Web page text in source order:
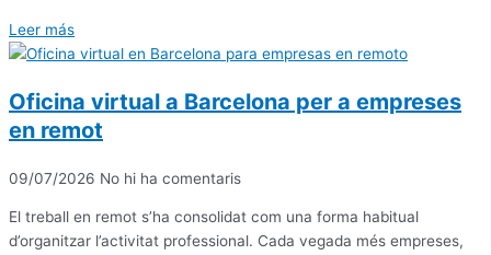
Leer más
Oficina virtual a Barcelona per a empreses
en remot
09/07/2026 No hi ha comentaris
El treball en remot s’ha consolidat com una forma habitual
d’organitzar l’activitat professional. Cada vegada més empreses,